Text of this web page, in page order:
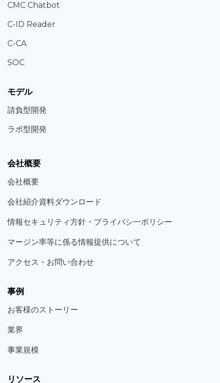
CMC Chatbot
C-ID Reader
C-CA
SOC
モデル
請負型開発
ラボ型開発
会社概要
会社概要
会社紹介資料ダウンロード
情報セキュリティ方針・プライバシ一ポリシー
マージン率等に係る情報提供について
アクセス・お問い合わせ
事例
お客様のストーリー
業界
事業規模
リソース